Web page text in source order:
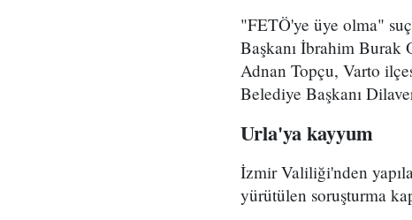
"FETÖ'ye üye olma"
Başkanı İbrahim Burak
Adnan Topçu, Varto
Belediye Başkanı
Urla'ya kayyum
İzmir Valiliği'nden
yürütülen soruşturma